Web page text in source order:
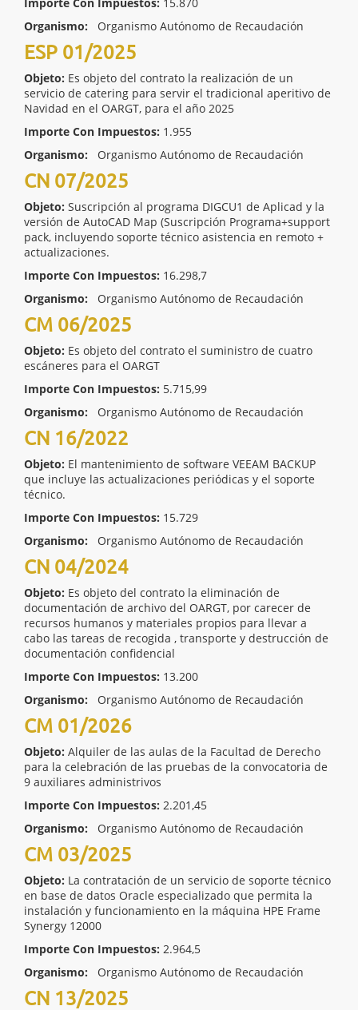
Organismo:
Organismo Autónomo de Recaudación
ESP 01/2025
Objeto: Es objeto del contrato la realización de un
servicio de catering para servir el tradicional aperitivo de
Navidad en el OARGT, para el año 2025
Importe Con Impuestos: 1.955
Organismo:
Organismo Autónomo de Recaudación
CN 07/2025
Objeto: Suscripción al programa DIGCU1 de Aplicad y la
versión de AutoCAD Map (Suscripción Programa+support
pack, incluyendo soporte técnico asistencia en remoto +
actualizaciones.
Importe Con Impuestos: 16.298,7
Organismo:
Organismo Autónomo de Recaudación
CM 06/2025
Objeto: Es objeto del contrato el suministro de cuatro
escáneres para el OARGT
Importe Con Impuestos: 5.715,99
Organismo:
Organismo Autónomo de Recaudación
CN 16/2022
Objeto: El mantenimiento de software VEEAM BACKUP
que incluye las actualizaciones periódicas y el soporte
técnico.
Importe Con Impuestos: 15.729
Organismo:
Organismo Autónomo de Recaudación
CN 04/2024
Objeto: Es objeto del contrato la eliminación de
documentación de archivo del OARGT, por carecer de
recursos humanos y materiales propios para llevar a
cabo las tareas de recogida , transporte y destrucción de
documentación confidencial
Importe Con Impuestos: 13.200
Organismo:
Organismo Autónomo de Recaudación
CM 01/2026
Objeto: Alquiler de las aulas de la Facultad de Derecho
para la celebración de las pruebas de la convocatoria de
9 auxiliares administrivos
Importe Con Impuestos: 2.201,45
Organismo:
Organismo Autónomo de Recaudación
CM 03/2025
Objeto: La contratación de un servicio de soporte técnico
en base de datos Oracle especializado que permita la
instalación y funcionamiento en la máquina HPE Frame
Synergy 12000
Importe Con Impuestos: 2.964,5
Organismo:
Organismo Autónomo de Recaudación
CN 13/2025